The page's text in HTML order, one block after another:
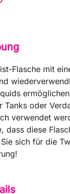
Flasche mit
Tanks oder
verwendet
dass diese
sich für die